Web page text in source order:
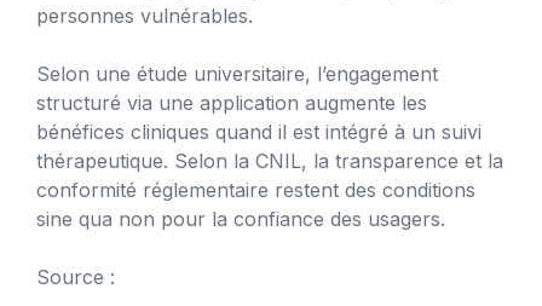
personnes vulnérables.
Selon une étude universitaire, l’engagement
structuré via une application augmente les
bénéfices cliniques quand il est intégré à un suivi
thérapeutique. Selon la CNIL, la transparence et la
conformité réglementaire restent des conditions
sine qua non pour la confiance des usagers.
Source :